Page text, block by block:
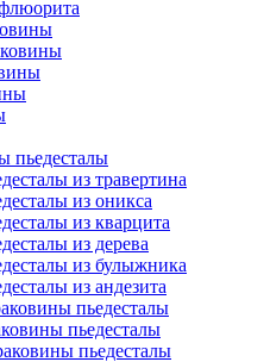
пьедесталы
из травертина
из оникса
из кварцита
из дерева
из булыжника
из андезита
пьедесталы
пьедесталы
пьедесталы